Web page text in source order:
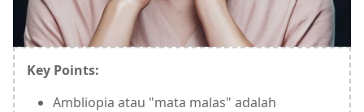
Key Points:
Ambliopia atau "mata malas" adalah